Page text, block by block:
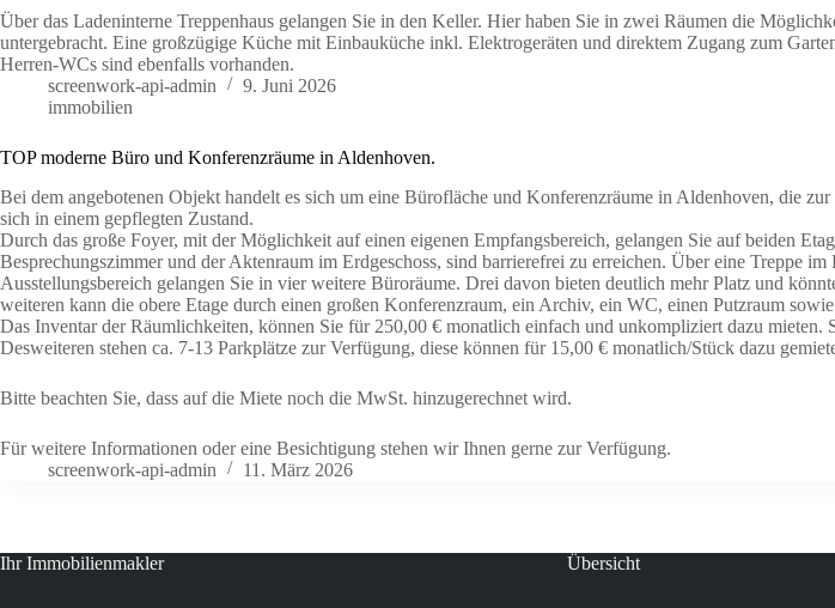
Über das Ladeninterne Treppenhaus gelangen Sie in den Keller. Hier haben Sie in zwei Räumen die
untergebracht. Eine großzügige Küche mit Einbauküche inkl. Elektrogeräten und direktem Zugang zum
Herren-WCs sind ebenfalls vorhanden.
screenwork-api-admin
9. Juni 2026
immobilien
TOP moderne Büro und Konferenzräume in Aldenhoven.
Bei dem angebotenen Objekt handelt es sich um eine Bürofläche und Konferenzräume in Aldenhoven, die
sich in einem gepflegten Zustand.
Durch das große Foyer, mit der Möglichkeit auf einen eigenen Empfangsbereich, gelangen Sie auf beiden
Besprechungszimmer und der Aktenraum im Erdgeschoss, sind barrierefrei zu erreichen. Über eine Treppe
Ausstellungsbereich gelangen Sie in vier weitere Büroräume. Drei davon bieten deutlich mehr Platz und
weiteren kann die obere Etage durch einen großen Konferenzraum, ein Archiv, ein WC, einen Putzraum
Das Inventar der Räumlichkeiten, können Sie für 250,00 € monatlich einfach und unkompliziert dazu mieten.
Desweiteren stehen ca. 7-13 Parkplätze zur Verfügung, diese können für 15,00 € monatlich/Stück dazu
Bitte beachten Sie, dass auf die Miete noch die MwSt. hinzugerechnet wird.
Für weitere Informationen oder eine Besichtigung stehen wir Ihnen gerne zur Verfügung.
screenwork-api-admin
11. März 2026
Ihr Immobilienmakler Übersicht